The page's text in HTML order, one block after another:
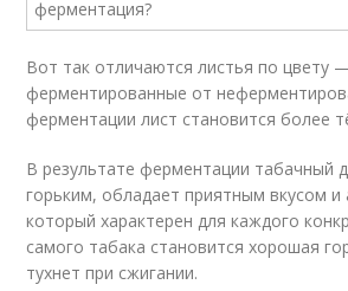
Вот так отличаются листья по цвету
ферментированные от
ферментации лист становится более
В результате ферментации табачный
горьким, обладает приятным вкусом
который характерен для каждого
самого табака становится хорошая
тухнет при сжигании.